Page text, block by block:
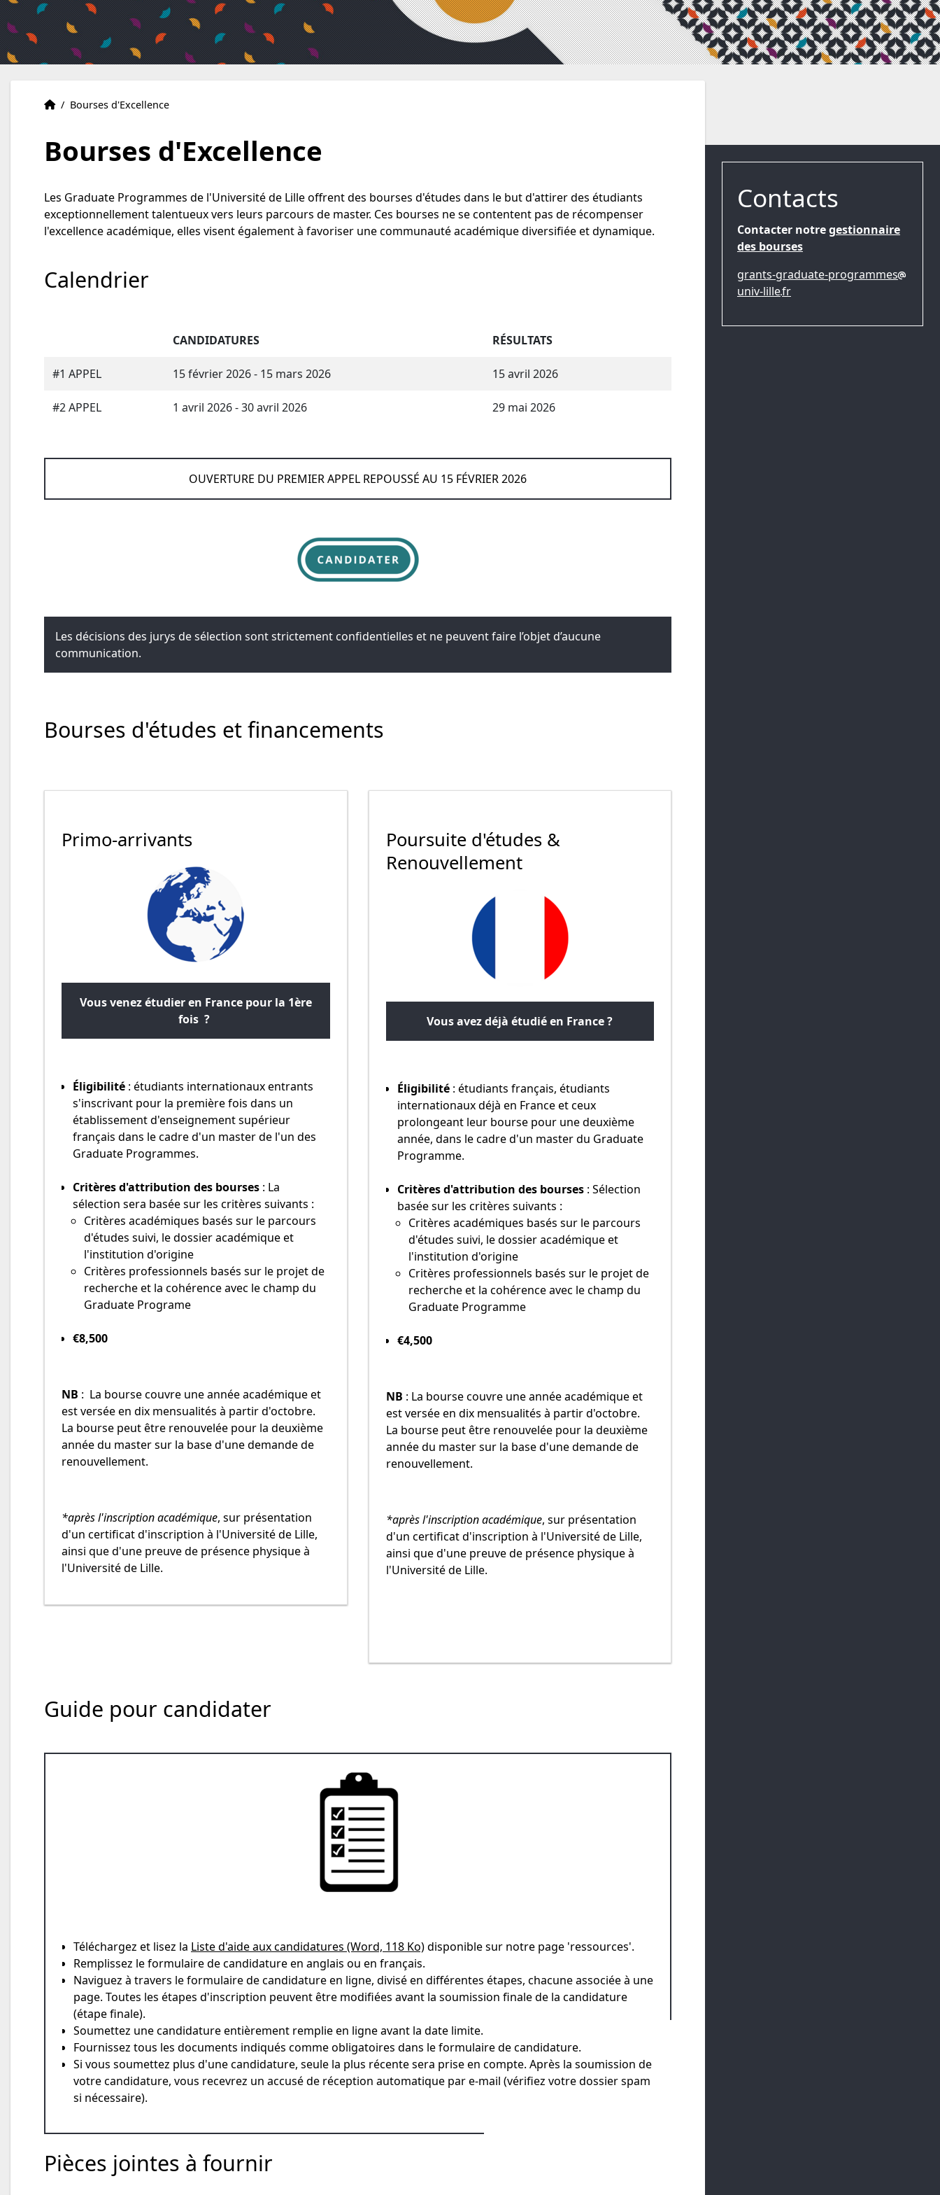
Accueil
Accueil
/ Bourses d'Excellence
Bourses d'Excellence
Les Graduate Programmes de l'Université de Lille offrent des bourses d'études dans le but d'attirer des étudiants
exceptionnellement talentueux vers leurs parcours de master. Ces bourses ne se contentent pas de récompenser
l'excellence académique, elles visent également à favoriser une communauté académique diversifiée et dynamique.
Calendrier
CANDIDATURES RÉSULTATS
#1 APPEL 15 février 2026 - 15 mars 2026 15 avril 2026
#2 APPEL 1 avril 2026 - 30 avril 2026 29 mai 2026
OUVERTURE DU PREMIER APPEL REPOUSSÉ AU 15 FÉVRIER 2026
Les décisions des jurys de sélection sont strictement confidentielles et ne peuvent faire l’objet d’aucune
communication.
Bourses d'études et financements
Primo-arrivants
Vous venez étudier en France pour la 1ère
fois ?
Éligibilité : étudiants internationaux entrants
s'inscrivant pour la première fois dans un
établissement d'enseignement supérieur
français dans le cadre d'un master de l'un des
Graduate Programmes.
Critères d'attribution des bourses : La
sélection sera basée sur les critères suivants :
Critères académiques basés sur le parcours
d'études suivi, le dossier académique et
l'institution d'origine
Critères professionnels basés sur le projet de
recherche et la cohérence avec le champ du
Graduate Programe
€8,500
NB : La bourse couvre une année académique et
est versée en dix mensualités à partir d'octobre.
La bourse peut être renouvelée pour la deuxième
année du master sur la base d'une demande de
renouvellement.
*après l'inscription académique, sur présentation
d'un certificat d'inscription à l'Université de Lille,
ainsi que d'une preuve de présence physique à
l'Université de Lille.
Poursuite d'études &
Renouvellement
Vous avez déjà étudié en France ?
Éligibilité: étudiants français, étudiants
internationaux déjà en France et ceux
prolongeant leur bourse pour une deuxième
année, dans le cadre d'un master du Graduate
Programme.
Critères d'attribution des bourses: Sélection
basée sur les critères suivants :
Critères académiques basés sur le parcours
d'études suivi, le dossier académique et
l'institution d'origine
Critères professionnels basés sur le projet de
recherche et la cohérence avec le champ du
Graduate Programme
€4,500
NB : La bourse couvre une année académique et
est versée en dix mensualités à partir d'octobre.
La bourse peut être renouvelée pour la deuxième
année du master sur la base d'une demande de
renouvellement.
*après l'inscription académique, sur présentation
d'un certificat d'inscription à l'Université de Lille,
ainsi que d'une preuve de présence physique à
l'Université de Lille.
Guide pour candidater
Téléchargez et lisez la Liste d'aide aux candidatures (Word, 118 Ko)disponible sur notre page 'ressources'.
Remplissez le formulaire de candidature en anglais ou en français.
Naviguez à travers le formulaire de candidature en ligne, divisé en différentes étapes, chacune associée à une
page. Toutes les étapes d'inscription peuvent être modifiées avant la soumission finale de la candidature
(étape finale).
Soumettez une candidature entièrement remplie en ligne avant la date limite.
Fournissez tous les documents indiqués comme obligatoires dans le formulaire de candidature.
Si vous soumettez plus d'une candidature, seule la plus récente sera prise en compte. Après la soumission de
votre candidature, vous recevrez un accusé de réception automatique par e-mail (vérifiez votre dossier spam
si nécessaire).
Pièces jointes à fournir
Contacts
Contacter notregestionnaire
des bourses
grants-graduate-programmes
univ-lillefr